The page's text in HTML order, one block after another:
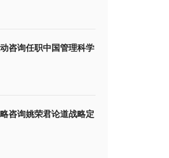
咨询任职中国管理科学
咨询姚荣君论道战略定